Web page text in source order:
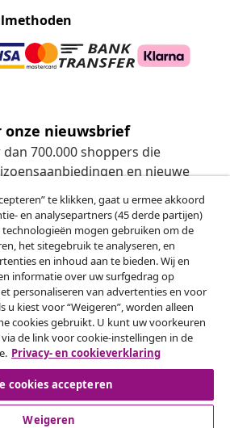
onze nieuwsbrief
700.000 shoppers die
en nieuwe
overeenkomst
je bestelling indienen
van de overeenkomst
te klikken, gaat u ermee akkoord
en analysepartners (45 derde partijen)
mogen gebruiken om de
het sitegebruik te analyseren, en
en inhoud aan te bieden. Wij en
informatie over uw surfgedrag op
personaliseren van advertenties en voor
u kiest voor “Weigeren”, worden alleen
cookies gebruikt. U kunt uw voorkeuren
de link voor cookie-instellingen in de
Privacy- en cookieverklaring
cookies accepteren
Weigeren